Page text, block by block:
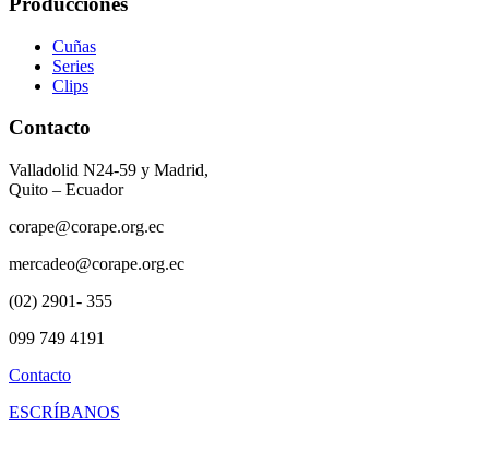
Cuñas
Series
Clips
Contacto
Valladolid N24-59 y Madrid,
Quito – Ecuador
corape@corape.org.ec
mercadeo@corape.org.ec
(02) 2901- 355
099 749 4191
Contacto
ESCRÍBANOS